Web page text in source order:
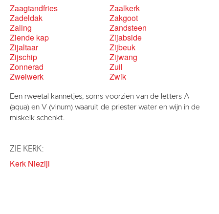
Zaagtandfries
Zaalkerk
Zadeldak
Zakgoot
Zaling
Zandsteen
Ziende kap
Zijabside
Zijaltaar
Zijbeuk
Zijschip
Zijwang
Zonnerad
Zuil
Zwelwerk
Zwik
Een rweetal kannetjes, soms voorzien van de letters A
(aqua) en V (vinum) waaruit de priester water en wijn in de
miskelk schenkt.
ZIE KERK:
Kerk Niezijl